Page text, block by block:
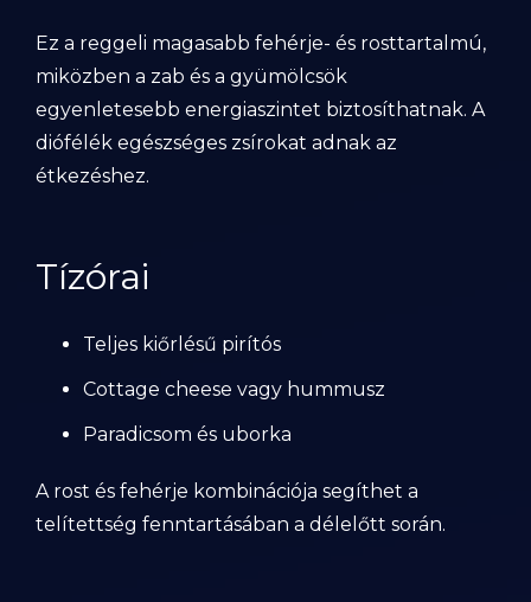
Ez a reggeli magasabb fehérje- és rosttartalmú,
miközben a zab és a gyümölcsök
egyenletesebb energiaszintet biztosíthatnak. A
diófélék egészséges zsírokat adnak az
étkezéshez.
Tízórai
Teljes kiőrlésű pirítós
Cottage cheese vagy hummusz
Paradicsom és uborka
A rost és fehérje kombinációja segíthet a
telítettség fenntartásában a délelőtt során.